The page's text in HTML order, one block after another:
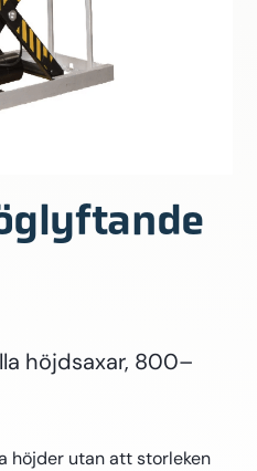
höjdsaxar, 800–
höjder utan att storleken